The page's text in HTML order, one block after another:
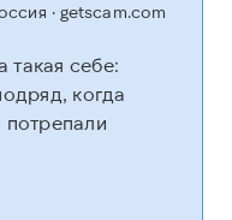
· getscam.com
себе:
когда